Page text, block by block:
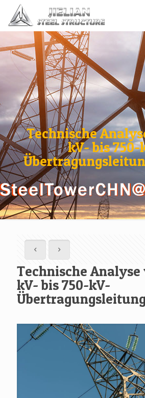
Technische
kV- bis 750-
Technische Analyse
kV- bis 750-kV-